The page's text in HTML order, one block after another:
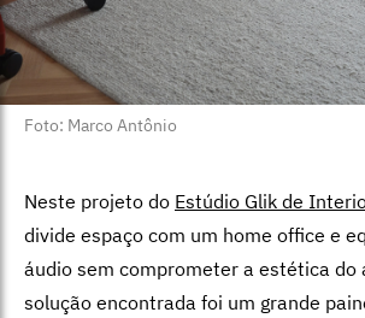
Foto: Marco Antônio
Neste projeto do Estúdio Glik de
divide espaço com um home office e
áudio sem comprometer a estética do
solução encontrada foi um grande